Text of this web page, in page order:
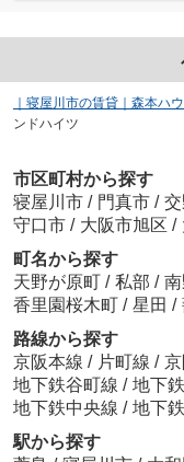
｜寝屋川市の賃貸｜森本ハ
ンドハイツ
市区町村から探す
寝屋川市 / 門真市 /
守口市 / 大阪市旭区 /
町名から探す
天野が原町 / 私部 /
香里園桜木町 / 星田 /
路線から探す
京阪本線 / 片町線 /
地下鉄谷町線 / 地下
地下鉄中央線 / 地下
駅から探す